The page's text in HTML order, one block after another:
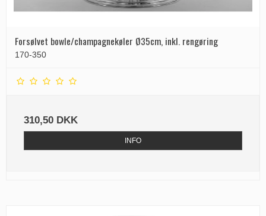
Forsølvet bowle/champagnekøler Ø35cm, inkl. rengøring
170-350
310,50 DKK
INFO